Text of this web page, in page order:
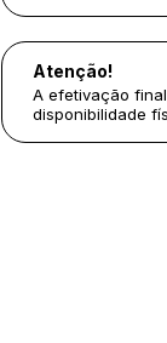
Atenção!
A efetivação
disponibilidade